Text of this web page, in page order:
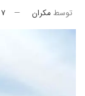
توسط مکران ۷ اردیبهشت ۱۴۰۴